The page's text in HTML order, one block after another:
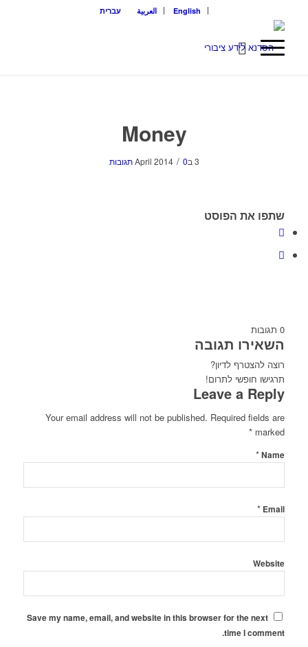
English العربية עברית
Money
3 בApril 2014 / 0 תגובות
שתפו את הפוסט
0 תגובות
השאירו תגובה
רוצה להצטרף לדיון?
תרגישו חופשי לתרום!
Leave a Reply
Your email address will not be published. Required fields are
marked
*
Name
*
Email
*
Website
Save my name, email, and website in this browser for the next
time I comment.